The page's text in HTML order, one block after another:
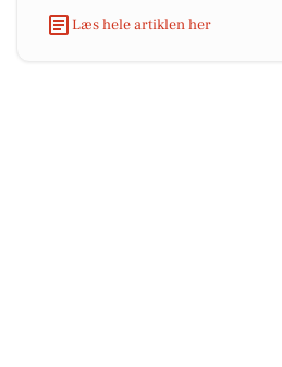
Læs hele artiklen her